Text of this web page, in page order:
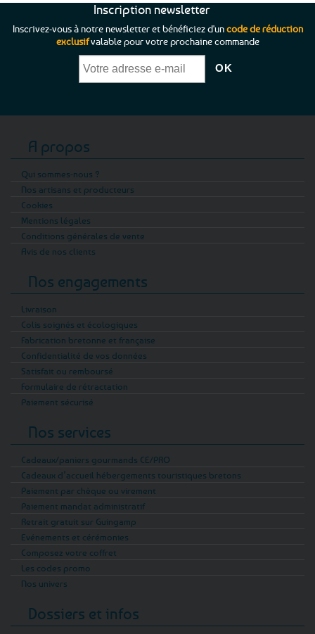
Inscription newsletter
Inscrivez-vous à notre newsletter et bénéficiez d'uncode de réduction
exclusifvalable pour votre prochaine commande
A propos
Qui sommes-nous ?
Nos artisans et producteurs
Cookies
Mentions légales
Conditions générales de vente
Avis de nos clients
Nos engagements
Livraison
Colis soignés et écologiques
Fabrication bretonne et française
Confidentialité de vos données
Satisfait ou remboursé
Formulaire de rétractation
Paiement sécurisé
Nos services
Cadeaux/paniers gourmands CE/PRO
Cadeaux d’accueil hébergements touristiques bretons
Paiement par chèque ou virement
Paiement mandat administratif
Retrait gratuit sur Guingamp
Evénements et cérémonies
Composez votre coffret
Les codes promo
Nos univers
Dossiers et infos